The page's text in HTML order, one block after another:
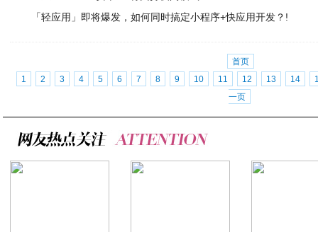
「轻应用」即将爆发，如何同时搞定小程序+快应用开发？!
首页
1
2 3 4 5 6 7 8 9 10 11 12 13 14
一页